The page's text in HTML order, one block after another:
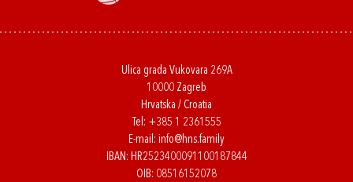
Ulica grada Vukovara 269A
10000 Zagreb
Hrvatska / Croatia
Tel: +385 1 2361555
E-mail: info@hns.family
IBAN: HR2523400091100187844
OIB: 08516152078